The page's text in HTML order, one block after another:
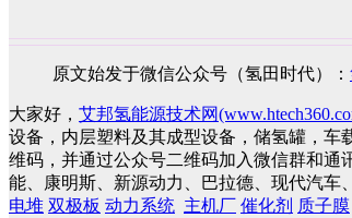
原文始发于微信公众号（氢田时代）：
大家好， 艾邦氢能源技术网
设备，内层塑料及其成型设备，储氢罐，车
维码，并通过公众号二维码加入微信群和通
能、康明斯、新源动力、巴拉德、现代汽车
电堆 双极板 动力系统 主机厂 催化剂 质子膜